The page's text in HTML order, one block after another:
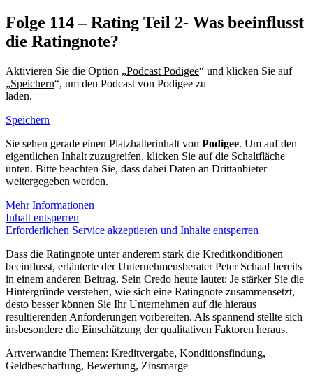
Folge 114 – Rating Teil 2- Was beeinflusst
die Ratingnote?
Aktivieren Sie die Option „Podcast Podigee“ und klicken Sie auf
„Speichern“, um den Podcast von Podigee zu
laden.
Speichern
Sie sehen gerade einen Platzhalterinhalt von Podigee. Um auf den
eigentlichen Inhalt zuzugreifen, klicken Sie auf die Schaltfläche
unten. Bitte beachten Sie, dass dabei Daten an Drittanbieter
weitergegeben werden.
Mehr Informationen
Inhalt entsperren
Erforderlichen Service akzeptieren und Inhalte entsperren
Dass die Ratingnote unter anderem stark die Kreditkonditionen
beeinflusst, erläuterte der Unternehmensberater Peter Schaaf bereits
in einem anderen Beitrag. Sein Credo heute lautet: Je stärker Sie die
Hintergründe verstehen, wie sich eine Ratingnote zusammensetzt,
desto besser können Sie Ihr Unternehmen auf die hieraus
resultierenden Anforderungen vorbereiten. Als spannend stellte sich
insbesondere die Einschätzung der qualitativen Faktoren heraus.
Artverwandte Themen: Kreditvergabe, Konditionsfindung,
Geldbeschaffung, Bewertung, Zinsmarge